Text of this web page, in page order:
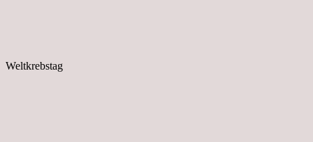
Weltkrebstag